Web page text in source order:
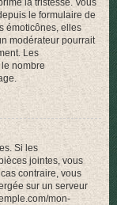
la tristesse. Vous
le formulaire de
émoticônes, elles
modérateur pourrait
Les
nombre
Si les
jointes, vous
contraire, vous
sur un serveur
mon-